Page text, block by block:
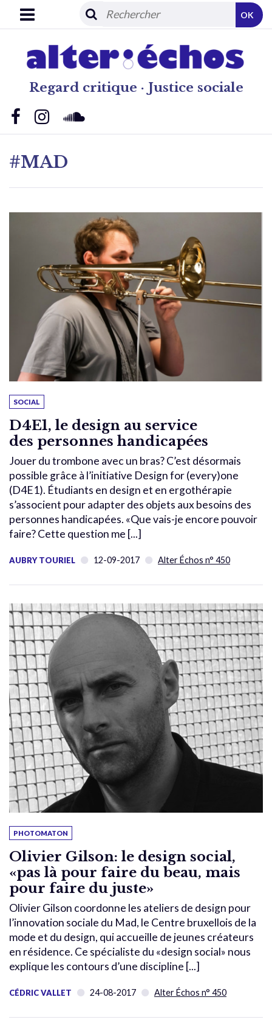
Regard critique · Justice sociale
OK
#MAD
SOCIAL
D4E1, le design au service
des personnes handicapées
Jouer du trombone avec un bras? C’est désormais
possible grâce à l’initiative Design for (every)one
(D4E1). Étudiants en design et en ergothérapie
s’associent pour adapter des objets aux besoins des
personnes handicapées. «Que vais-je encore pouvoir
faire? Cette question me [...]
AUBRY TOURIEL 12-09-2017 Alter Échos n° 450
PHOTOMATON
Olivier Gilson: le design social,
«pas là pour faire du beau, mais
pour faire du juste»
Olivier Gilson coordonne les ateliers de design pour
l’innovation sociale du Mad, le Centre bruxellois de la
mode et du design, qui accueille de jeunes créateurs
en résidence. Ce spécialiste du «design social» nous
explique les contours d’une discipline [...]
CÉDRIC VALLET 24-08-2017 Alter Échos n° 450